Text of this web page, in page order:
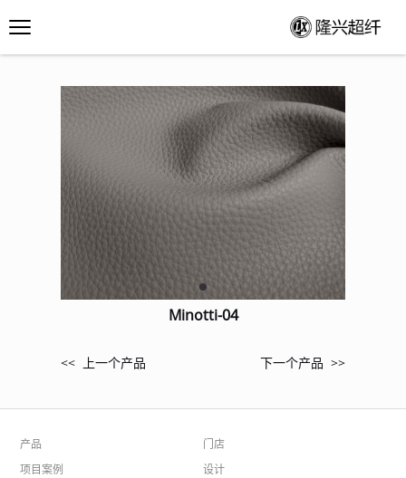
Minotti-04
下一个产品 >>
<< 上一个产品
产品
项目案例
门店
设计